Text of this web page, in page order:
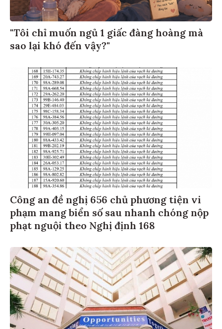
"Tôi chỉ muốn ngủ 1 giấc đàng hoàng mà
sao lại khó đến vậy?"
Công an đề nghị 656 chủ phương tiện vi
phạm mang biển số sau nhanh chóng nộp
phạt nguội theo Nghị định 168